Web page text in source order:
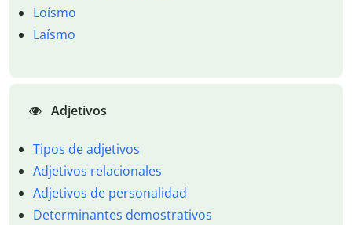
Loísmo
Laísmo
Adjetivos
Tipos de adjetivos
Adjetivos relacionales
Adjetivos de personalidad
Determinantes demostrativos